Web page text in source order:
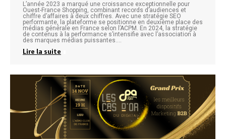
L’année 2023 a marqué une croissance exceptionnelle pour
Ouest-France Shopping, combinant records d’audiences et
chiffre d’affaires à deux chiffres. Avec une stratégie SEO
performante, la plateforme se positionne en deuxième place des
médias générale en France selon l’ACPM. En 2024, la stratégie
de contenus à la performance s’intensifie avec l’association à
des marques médias puissantes.…
Lire la suite